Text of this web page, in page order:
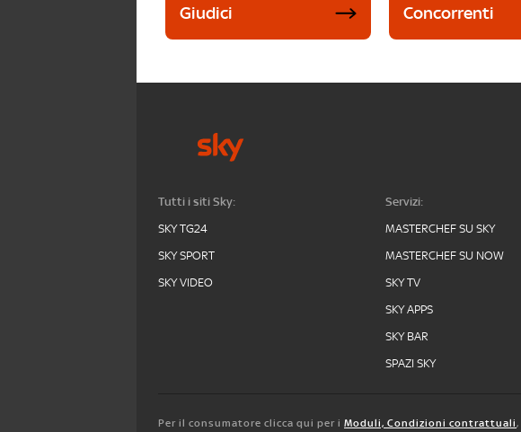
Giudici Concorrenti
Tutti i siti Sky:
SKY TG24
SKY SPORT
SKY VIDEO
Servizi:
MASTERCHEF SU SKY
MASTERCHEF SU NOW
SKY TV
SKY APPS
SKY BAR
SPAZI SKY
Per il consumatore clicca qui per i Moduli, Condizioni contrattuali,